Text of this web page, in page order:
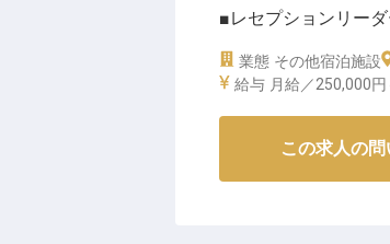
■レセプションリー
■年間休日110日以上
山形県鶴岡市に位置
業態 その他宿泊施設
給与 月給／250,000円
この求人の